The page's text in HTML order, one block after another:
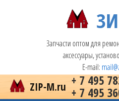
Запчасти оптом для
аксессуары,
E-mail:
+ 7 495
+ 7 495
ZIP-M.ru